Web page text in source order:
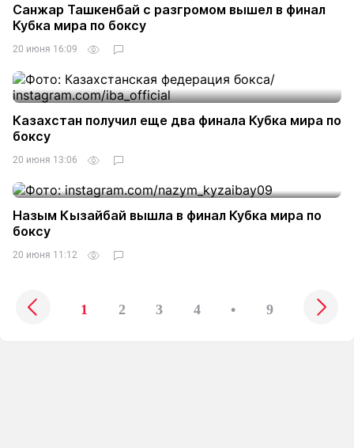
Санжар Ташкенбай с разгромом вышел в финал
Кубка мира по боксу
20 июня 16:09
Казахстан получил еще два финала Кубка мира по
боксу
20 июня 13:06
Назым Кызайбай вышла в финал Кубка мира по
боксу
20 июня 11:12
1 2 3 4 • 9